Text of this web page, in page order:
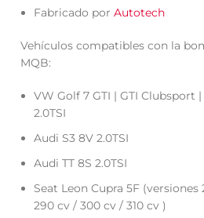
Fabricado porAutotech
Vehículos compatibles con la
MQB:
VW Golf 7 GTI | GTI Clubsport
2.0TSI
Audi S3 8V 2.0TSI
Audi TT 8S 2.0TSI
Seat Leon Cupra 5F (versiones
290 cv / 300 cv / 310 cv )